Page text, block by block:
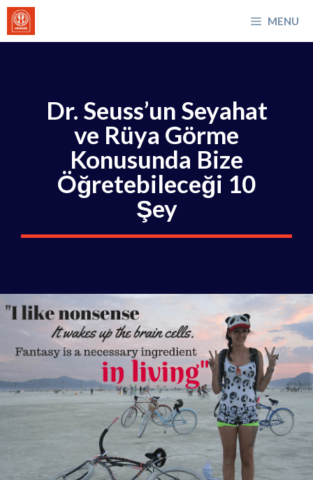
İçeriğe
atla
MENU
Dr. Seuss’un Seyahat
ve Rüya Görme
Konusunda Bize
Öğretebileceği 10
Şey